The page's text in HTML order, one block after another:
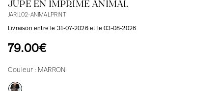
JUPE EN IMPRIMÉ ANIMAL
JARI102-ANIMALPRINT
Livraison entre le 31-07-2026 et le 03-08-2026
79.00€
Couleur : MARRON